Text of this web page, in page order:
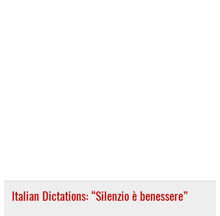
Italian Dictations: “Silenzio è benessere”